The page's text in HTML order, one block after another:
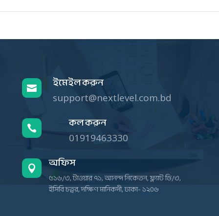
 ইমেইল করুন
support@nextlevel.com.bd
 কল করুন
01919463330
 অফিস
৫১৬/৩, টাওয়ার ৭১, আনন্দ নিকেতন, ফ্ল্যাট ডি/৩,
ইসিবি চত্বর, দক্ষিণ মানিকদী, ঢাকা- ১২০৬